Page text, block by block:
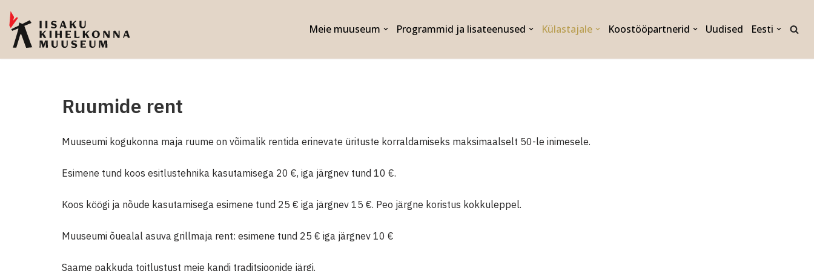
Skip
to
content
Meie muuseum Programmid ja lisateenused Külastajale Koostööpartnerid Uudised Eesti
Ruumide rent
Muuseumi kogukonna maja ruume on võimalik rentida erinevate ürituste korraldamiseks maksimaalselt 50-le inimesele.
Esimene tund koos esitlustehnika kasutamisega 20 €, iga järgnev tund 10 €.
Koos köögi ja nõude kasutamisega esimene tund 25 € iga järgnev 15 €. Peo järgne koristus kokkuleppel.
Muuseumi õuealal asuva grillmaja rent: esimene tund 25 € iga järgnev 10 €
Saame pakkuda toitlustust meie kandi traditsioonide järgi.